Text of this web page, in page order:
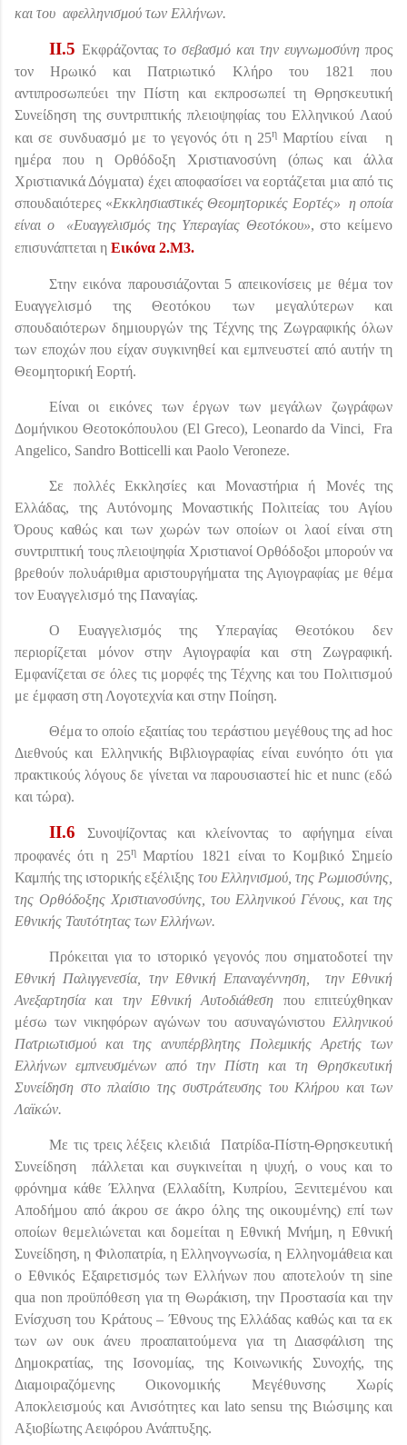
και του αφελληνισμού των Ελλήνων.
II.5 Εκφράζοντας το σεβασμό και την ευγνωμοσύνηπρος
τον Ηρωικό και Πατριωτικό Κλήρο του 1821 που
αντιπροσωπεύει την Πίστη και εκπροσωπεί τη Θρησκευτική
Συνείδηση της συντριπτικής πλειοψηφίας του Ελληνικού Λαού
και σε συνδυασμό με το γεγονός ότι η 25η Μαρτίου είναι
η
ημέρα που η Ορθόδοξη Χριστιανοσύνη (όπως και άλλα
Χριστιανικά Δόγματα) έχει αποφασίσει να εορτάζεται μια από τις
σπουδαιότερες «Εκκλησιαστικές Θεομητορικές Εορτές» η οποία
είναι ο
«Ευαγγελισμός της Υπεραγίας Θεοτόκου», στο κείμενο
επισυνάπτεται η Εικόνα 2.Μ3.
Στην εικόνα παρουσιάζονται 5 απεικονίσεις με θέμα τον
Ευαγγελισμό της Θεοτόκου των μεγαλύτερων και
σπουδαιότερων δημιουργών της Τέχνης της Ζωγραφικής όλων
των εποχών που είχαν συγκινηθεί και εμπνευστεί από αυτήν τη
Θεομητορική Εορτή.
Είναι οι εικόνες των έργων των μεγάλων ζωγράφων
Δομήνικου Θεοτοκόπουλου (El Greco), Leonardo da Vinci,
Fra
Angelico, Sandro Botticelli και Paolo Veroneze.
Σε πολλές Εκκλησίες και Μοναστήρια ή Μονές της
Ελλάδας, της Αυτόνομης Μοναστικής Πολιτείας του Αγίου
Όρους καθώς και των χωρών των οποίων οι λαοί είναι στη
συντριπτική τους πλειοψηφία Χριστιανοί Ορθόδοξοι μπορούν να
βρεθούν πολυάριθμα αριστουργήματα της Αγιογραφίας με θέμα
τον Ευαγγελισμό της Παναγίας.
Ο Ευαγγελισμός της Υπεραγίας Θεοτόκου δεν
περιορίζεται μόνον στην Αγιογραφία και στη Ζωγραφική.
Εμφανίζεται σε όλες τις μορφές της Τέχνης και του Πολιτισμού
με έμφαση στη Λογοτεχνία και στην Ποίηση.
Θέμα το οποίο εξαιτίας του τεράστιου μεγέθους της ad hoc
Διεθνούς και Ελληνικής Βιβλιογραφίας είναι ευνόητο ότι για
πρακτικούς λόγους δε γίνεται να παρουσιαστείhic et nunc(εδώ
και τώρα).
II.6
Συνοψίζοντας και κλείνοντας το αφήγημα είναι
προφανές ότι η 25ηΜαρτίου 1821 είναι το Κομβικό Σημείο
Καμπής της ιστορικής εξέλιξης του Ελληνισμού, της Ρωμιοσύνης,
της Ορθόδοξης Χριστιανοσύνης, του Ελληνικού Γένους, και της
Εθνικής Ταυτότητας των Ελλήνων.
Πρόκειται για το ιστορικό γεγονός που σηματοδοτεί την
Εθνική Παλιγγενεσία, την Εθνική Επαναγέννηση,
την Εθνική
Ανεξαρτησία και την Εθνική Αυτοδιάθεση που επιτεύχθηκαν
μέσω των νικηφόρων αγώνων του ασυναγώνιστου Ελληνικού
Πατριωτισμού και της ανυπέρβλητης Πολεμικής Αρετής των
Ελλήνων εμπνευσμένων από την Πίστη και τη Θρησκευτική
Συνείδηση στο πλαίσιο της συστράτευσης του Κλήρου και των
Λαϊκών.
Με τις τρεις λέξεις κλειδιά
Πατρίδα-Πίστη-Θρησκευτική
Συνείδηση
πάλλεται και συγκινείται η ψυχή, ο νους και το
φρόνημα κάθε Έλληνα (Ελλαδίτη, Κυπρίου, Ξενιτεμένου και
Αποδήμου από άκρου σε άκρο όλης της οικουμένης) επί των
οποίων θεμελιώνεται και δομείται η Εθνική Μνήμη, η Εθνική
Συνείδηση, η Φιλοπατρία, η Ελληνογνωσία, η Ελληνομάθεια και
ο Εθνικός Εξαιρετισμός των Ελλήνων που αποτελούν τη sine
qua non προϋπόθεση για τη Θωράκιση, την Προστασία και την
Ενίσχυση του Κράτους – Έθνους της Ελλάδας καθώς και τα εκ
των ων ουκ άνευ προαπαιτούμενα για τη Διασφάλιση της
Δημοκρατίας, της Ισονομίας, της Κοινωνικής Συνοχής, της
Διαμοιραζόμενης Οικονομικής Μεγέθυνσης Χωρίς
Αποκλεισμούς και Ανισότητες και lato sensu της Βιώσιμης και
Αξιοβίωτης Αειφόρου Ανάπτυξης.